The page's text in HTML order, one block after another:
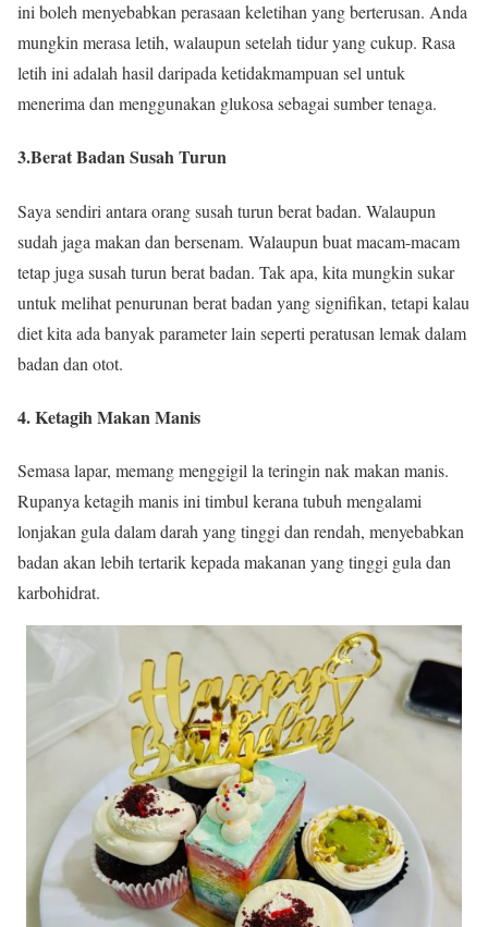
ini boleh menyebabkan perasaan keletihan yang berterusan. Anda
mungkin merasa letih, walaupun setelah tidur yang cukup. Rasa
letih ini adalah hasil daripada ketidakmampuan sel untuk
menerima dan menggunakan glukosa sebagai sumber tenaga.
3.Berat Badan Susah Turun
Saya sendiri antara orang susah turun berat badan. Walaupun
sudah jaga makan dan bersenam. Walaupun buat macam-macam
tetap juga susah turun berat badan. Tak apa, kita mungkin sukar
untuk melihat penurunan berat badan yang signifikan, tetapi kalau
diet kita ada banyak parameter lain seperti peratusan lemak dalam
badan dan otot.
4. Ketagih Makan Manis
Semasa lapar, memang menggigil la teringin nak makan manis.
Rupanya ketagih manis ini timbul kerana tubuh mengalami
lonjakan gula dalam darah yang tinggi dan rendah, menyebabkan
badan akan lebih tertarik kepada makanan yang tinggi gula dan
karbohidrat.